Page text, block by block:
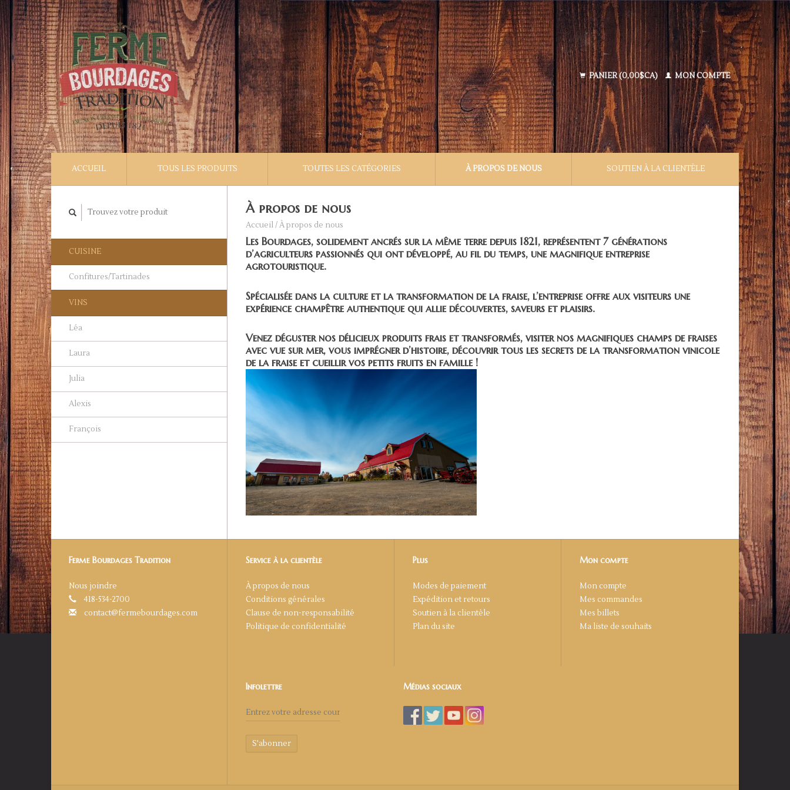
PANIER (0,00$CA) MON COMPTE
ACCUEIL TOUS LES PRODUITS TOUTES LES CATÉGORIES À PROPOS DE NOUS SOUTIEN À LA CLIENTÈLE
CUISINE
Confitures/Tartinades
VINS
Léa
Laura
Julia
Alexis
François
À propos de nous
Accueil/À propos de nous
Les Bourdages, solidement ancrés sur la même terre depuis 1821, représentent 7 générations
d’agriculteurs passionnés qui ont développé, au fil du temps, une magnifique entreprise
agrotouristique.
Spécialisée dans la culture et la transformation de la fraise, l’entreprise offre aux visiteurs une
expérience champêtre authentique qui allie découvertes, saveurs et plaisirs.
Venez déguster nos délicieux produits frais et transformés, visiter nos magnifiques champs de fraises
avec vue sur mer, vous imprégner d’histoire, découvrir tous les secrets de la transformation vinicole
de la fraise et cueillir vos petits fruits en famille !
Ferme Bourdages Tradition
Nous joindre
418-534-2700
contact@fermebourdages.com
Service à la clientèle
À propos de nous
Conditions générales
Clause de non-responsabilité
Politique de confidentialité
Plus
Modes de paiement
Expédition et retours
Soutien à la clientèle
Plan du site
Mon compte
Mon compte
Mes commandes
Mes billets
Ma liste de souhaits
Infolettre
S'abonner
Médias sociaux